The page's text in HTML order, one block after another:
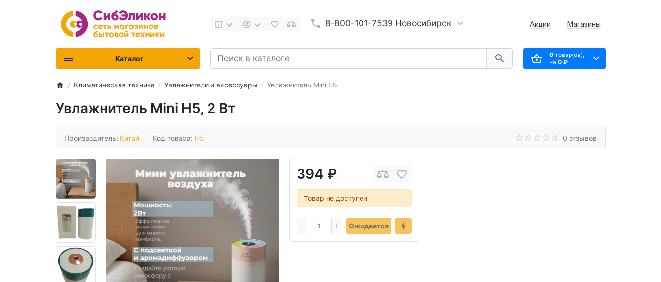
8-800-101-7539 Новосибирск Акции Магазины
0товар(ов),
на 0 ₽
Каталог
Климатическая техника Увлажнители и аксессуары Увлажнитель Mini H5
Увлажнитель Mini H5, 2 Вт
Производитель: Китай Код товара: H5 0 отзывов
394 ₽
Товар не доступен
Ожидается